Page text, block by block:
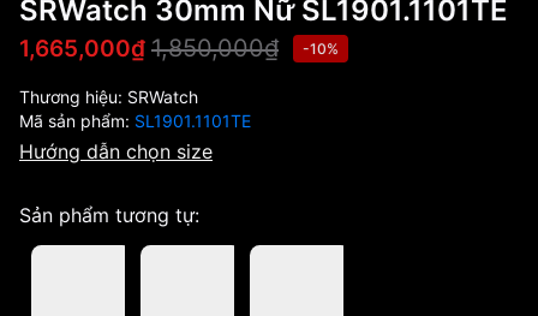
SRWatch 30mm Nữ SL1901.1101TE
1,665,000₫ 1,850,000₫ -10%
Thương hiệu: SRWatch
Mã sản phẩm: SL1901.1101TE
Hướng dẫn chọn size
Sản phẩm tương tự: